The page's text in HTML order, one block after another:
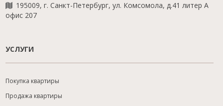
195009, г. Санкт-Петербург, ул. Комсомола, д.41 литер А
офис 207
УСЛУГИ
Покупка квартиры
Продажа квартиры